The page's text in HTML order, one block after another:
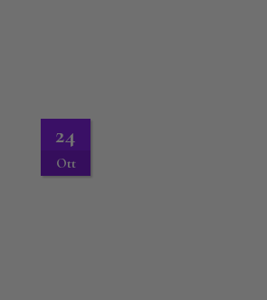
24
Ott